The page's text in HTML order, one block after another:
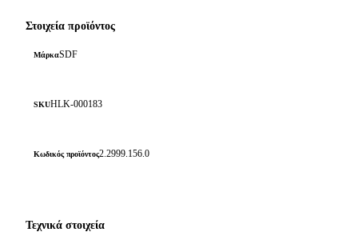
Στοιχεία προϊόντος
ΜάρκαSDF
SKUHLK-000183
Κωδικός προϊόντος2.2999.156.0
Τεχνικά στοιχεία